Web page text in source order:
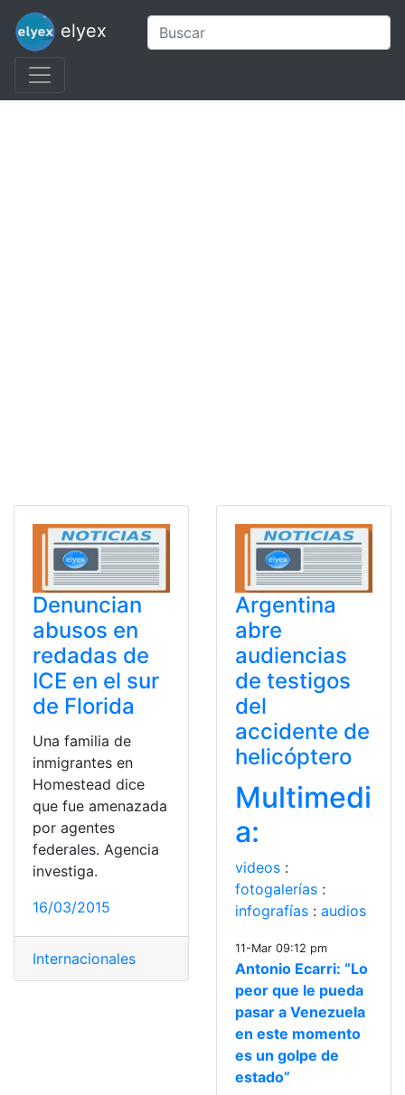
elyex
Denuncian
abusos en
redadas de
ICE en el sur
de Florida
Una familia de
inmigrantes en
Homestead dice
que fue amenazada
por agentes
federales. Agencia
investiga.
16/03/2015
Internacionales
Argentina
abre
audiencias
de testigos
del
accidente de
helicóptero
Multimedi
a:
videos :
fotogalerías :
infografías : audios
11-Mar 09:12 pm
Antonio Ecarri: “Lo
peor que le pueda
pasar a Venezuela
en este momento
es un golpe de
estado”